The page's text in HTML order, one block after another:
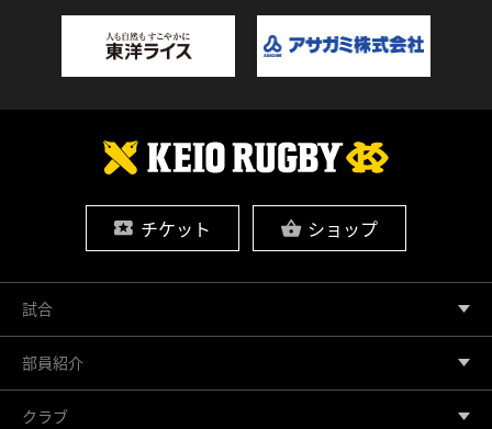
チケット ショップ
試合
部員紹介
クラブ